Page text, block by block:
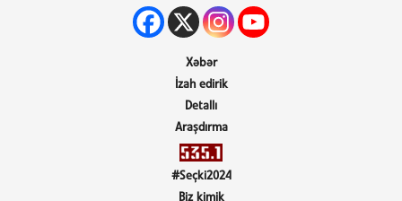
Xəbər
İzah edirik
Detallı
Araşdırma
#Seçki2024
Biz kimik